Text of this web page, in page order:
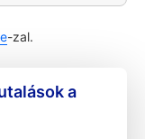
-zal.
a